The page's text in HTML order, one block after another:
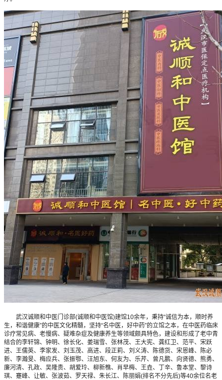
武汉诚顺和中医门诊部(诚顺和中医馆)建馆10余年，秉持“诚信为本，顺时养
生，和谐健康”的中医文化精髓，坚持“名中医，好中药”的立馆之本，在中医药临床
诊疗常见病、老慢病、疑难杂症及健康养生等领域颇具特色，建设和形成了老中青
结合的李轩锦、钟明、徐长化、姜瑞雪、张林茂、王大宪、龚红卫、范平、宋跃
进、王儒英、李家发、刘玉茂、高进、段正莉、刘义涛、陈德货、宋恩峰、陈必
新、李瀚旻、梅应兵、张振鄂、汪旭东、何友为、乐芹、曾凡鹏、向贤德、熊勇、
廉河清、孔政、吴隆贵、胡爱玲、柳新樵、肖早梅、王垚、丁辛、鲁本堂、黎诗
琪、蹇峰、让敏、张波茹、罗天禄、朱长江、陈丽娟(排名不分先后)等40余位名老